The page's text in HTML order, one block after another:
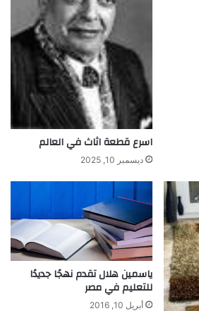
اسرع قطعة اثاث في العالم
ديسمبر 10, 2025
ياسمين هلال تقدم نهجًا جديدًا
للتعليم في مصر
أبريل 10, 2016